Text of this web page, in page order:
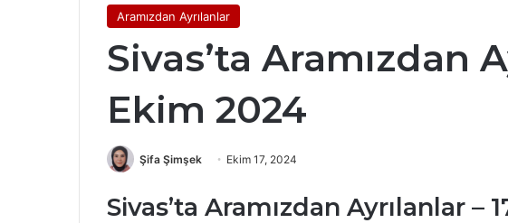
Aramızdan Ayrılanlar
Sivas’ta Aramızdan
Ekim 2024
Şifa Şimşek Ekim 17, 2024
Sivas’ta Aramızdan Ayrılanlar –